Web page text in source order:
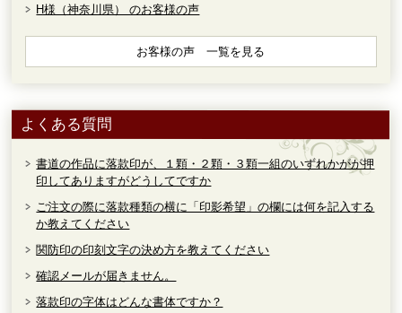
H様（神奈川県） のお客様の声
お客様の声 一覧を見る
よくある質問
書道の作品に落款印が、１顆・２顆・３顆一組のいずれかがが押
印してありますがどうしてですか
ご注文の際に落款種類の横に「印影希望」の欄には何を記入する
か教えてください
関防印の印刻文字の決め方を教えてください
確認メールが届きません。
落款印の字体はどんな書体ですか？